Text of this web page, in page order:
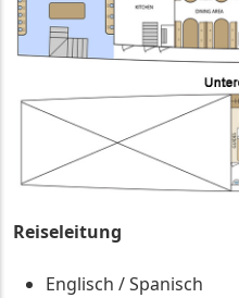
Reiseleitung
Englisch / Spanisch